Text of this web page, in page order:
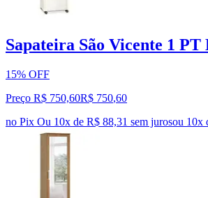
Sapateira São Vicente 1 PT
15% OFF
Preço R$ 750,60R$ 750,60
no Pix Ou 10x de R$ 88,31 sem jurosou 10x